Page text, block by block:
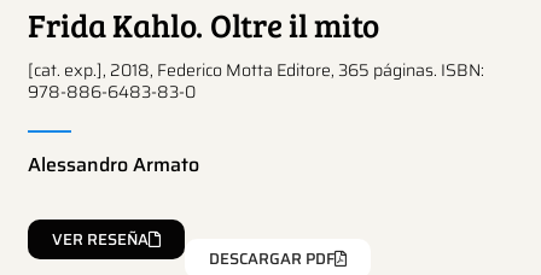
Frida Kahlo. Oltre il mito
[cat. exp.], 2018, Federico Motta Editore, 365 páginas. ISBN:
978-886-6483-83-0
Alessandro Armato
VER RESEÑA
DESCARGAR PDF